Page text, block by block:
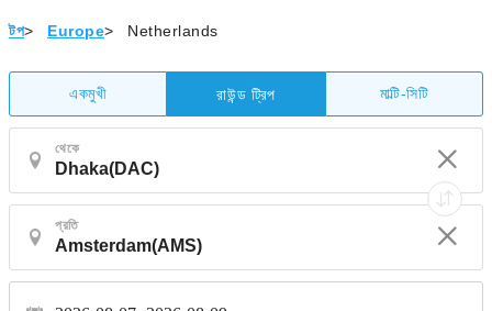
টপ> Europe> Netherlands
একমুখী রাউন্ড ট্রিপ মাল্টি-সিটি
থেকে
প্রতি